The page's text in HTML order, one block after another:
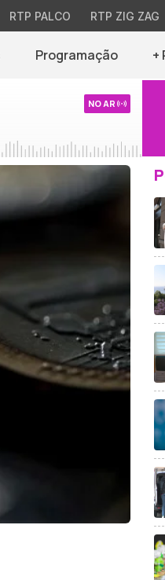
RTP PALCO RTP ZIG ZAG
Programação +
NO AR